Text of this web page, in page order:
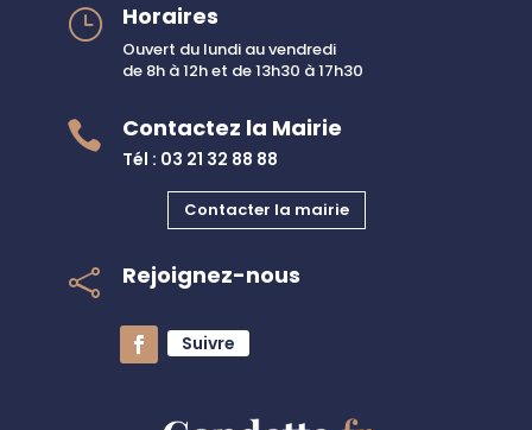
} Horaires
Ouvert du lundi au vendredi
de 8h à 12h et de 13h30 à 17h30
 Contactez la Mairie
Tél : 03 21 32 88 88
Contacter la mairie
 Rejoignez-nous
Suivre